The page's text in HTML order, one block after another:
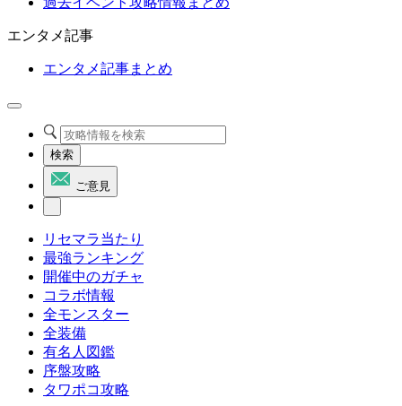
エンタメ記事
エンタメ記事まとめ
検索
ご意見
リセマラ当たり
最強ランキング
開催中のガチャ
コラボ情報
全モンスター
全装備
有名人図鑑
序盤攻略
タワポコ攻略